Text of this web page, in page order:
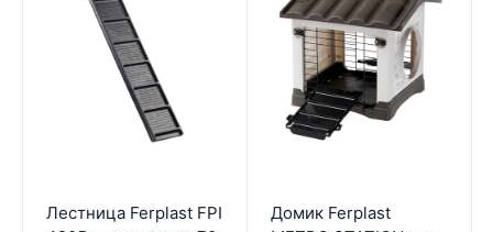
Лестница Ferplast FPI
Домик Ferplast